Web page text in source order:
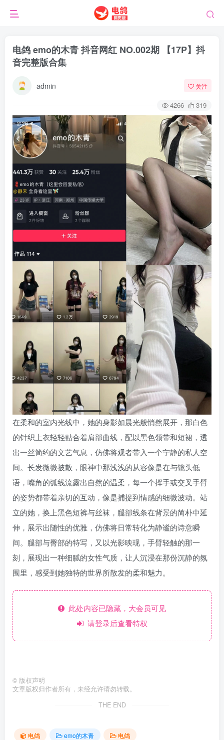
电鸽 emo的木青 抖音网红 NO.002期 【17P】抖
音完整版合集
admin 关注
4266 319
在柔和的室内光线中，她的身影如晨光般悄然展开，那白色
的针织上衣轻轻贴合着肩部曲线，配以黑色领带和短裙，透
出一丝简约的文艺气息，仿佛将观者带入一个宁静的私人空
间。长发微微披散，眼神中那浅浅的从容像是在与镜头低
语，嘴角的弧线流露出自然的温柔，每一个挥手或交叉手臂
的姿势都带着亲切的互动，像是捕捉到情感的细微波动。站
立的她，换上黑色短裤与丝袜，腿部线条在背景的简朴中延
伸，展示出随性的优雅，仿佛将日常转化为静谧的诗意瞬
间。腿部与臀部的特写，又以光影映现，手臂轻触的那一
刻，展现出一种细腻的女性气质，让人沉浸在那份沉静的氛
围里，感受到她独特的世界所散发的柔和魅力。
此处内容已隐藏，大会员可见
请登录后查看特权
© 版权声明
文章版权归作者所有，未经允许请勿转载。
THE END
电鸽 emo的木青
电鸽